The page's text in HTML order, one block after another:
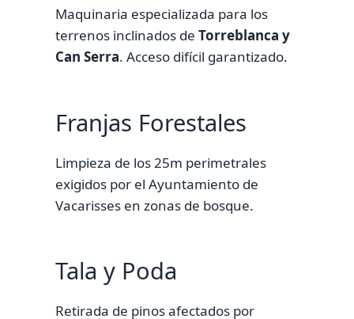
Maquinaria especializada para los
terrenos inclinados de Torreblanca y
Can Serra. Acceso difícil garantizado.
Franjas Forestales
Limpieza de los 25m perimetrales
exigidos por el Ayuntamiento de
Vacarisses en zonas de bosque.
Tala y Poda
Retirada de pinos afectados por